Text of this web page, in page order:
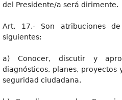
del Presidente/a será dirimente.
Art. 17.- Son atribuciones
siguientes:
a) Conocer, discutir y
diagnósticos, planes,
seguridad ciudadana.